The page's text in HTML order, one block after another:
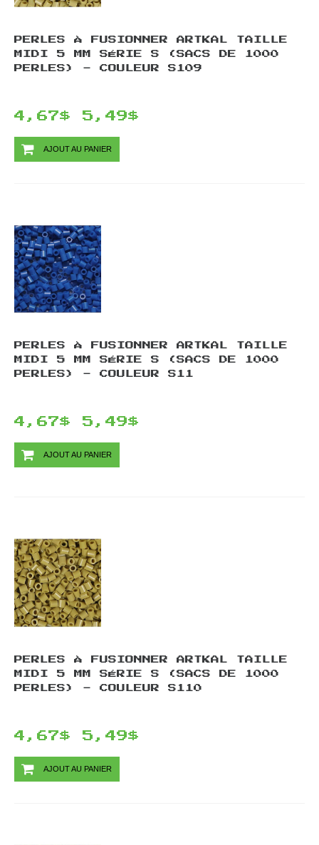
PERLES À FUSIONNER ARTKAL TAILLE
MIDI 5 MM SÉRIE S (SACS DE 1000
PERLES) - COULEUR S109
4,67$ 5,49$
AJOUT AU PANIER
PERLES À FUSIONNER ARTKAL TAILLE
MIDI 5 MM SÉRIE S (SACS DE 1000
PERLES) - COULEUR S11
4,67$ 5,49$
AJOUT AU PANIER
PERLES À FUSIONNER ARTKAL TAILLE
MIDI 5 MM SÉRIE S (SACS DE 1000
PERLES) - COULEUR S110
4,67$ 5,49$
AJOUT AU PANIER